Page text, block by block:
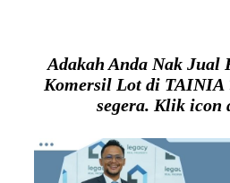
Adakah Anda Nak Jual
Komersil Lot di TAINIA
segera. Klik icon